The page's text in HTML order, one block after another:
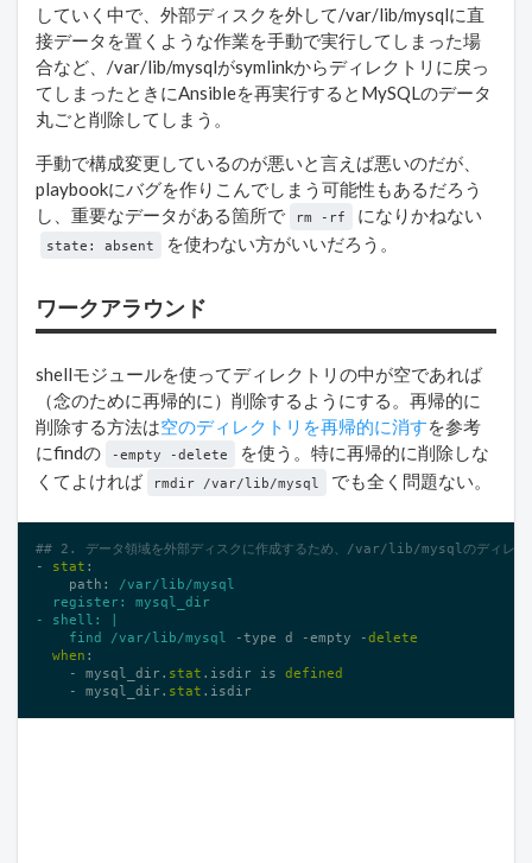
していく中で、外部ディスクを外して/var/lib/mysqlに直
接データを置くような作業を手動で実行してしまった場
合など、/var/lib/mysqlがsymlinkからディレクトリに戻っ
てしまったときにAnsibleを再実行するとMySQLのデータ
丸ごと削除してしまう。
手動で構成変更しているのが悪いと言えば悪いのだが、
playbookにバグを作りこんでしまう可能性もあるだろう
し、重要なデータがある箇所で
rm -rf になりかねない
state: absent を使わない方がいいだろう。
ワークアラウンド
shellモジュールを使ってディレクトリの中が空であれば
（念のために再帰的に）削除するようにする。再帰的に
削除する方法は空のディレクトリを再帰的に消すを参考
にfindの
-empty -delete
を使う。特に再帰的に削除しな
くてよければ
rmdir /var/lib/mysql でも全く問題ない。
## 2. データ領域を外部ディスクに作成するため、/var/lib/mysqlのディレク
- stat :
    path:
/var/lib/mysql
  register: mysql_dir
- shell: |
    find /var
/lib/mysql -type d -empty -delete
when :
    - mysql_dir.
stat .isdir is defined
    - mysql_dir.
stat .isdir